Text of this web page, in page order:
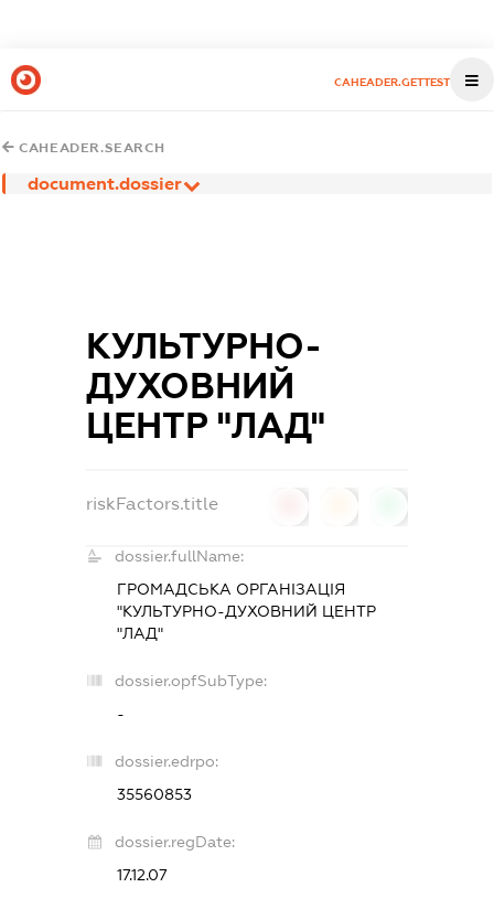
CAHEADER.GETTEST
CAHEADER.SEARCH
document.dossier
КУЛЬТУРНО-
ДУХОВНИЙ
ЦЕНТР "ЛАД"
riskFactors.title
dossier.fullName:
ГРОМАДСЬКА ОРГАНІЗАЦІЯ
"КУЛЬТУРНО-ДУХОВНИЙ ЦЕНТР
"ЛАД"
dossier.opfSubType:
-
dossier.edrpo:
35560853
dossier.regDate:
17.12.07